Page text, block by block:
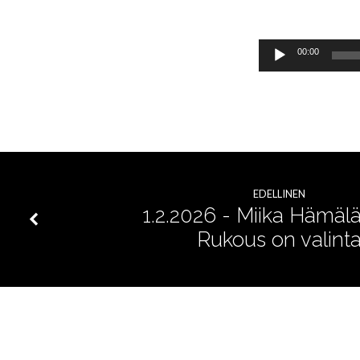
Äänitoistin
00:00
EDELLINEN
1.2.2026 - Miika
Rukous on valinta